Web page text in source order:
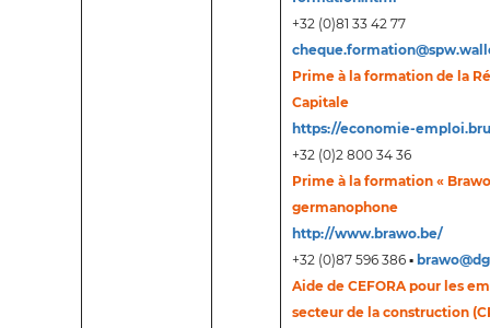
+32 (0)81 33 42 77
Prime à la formation de la
Capitale
https://economie-
+32 (0)2 800 34 36
Prime à la formation «
germanophone
http://www.brawo.be/
+32 (0)87 596 386 ▪
Aide de CEFORA pour les
secteur de la construction